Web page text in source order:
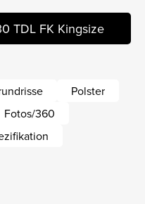
TDL FK Kingsize
Polster
Fotos/360